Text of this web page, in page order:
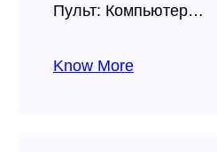
Пульт: Компьютер…
Know More